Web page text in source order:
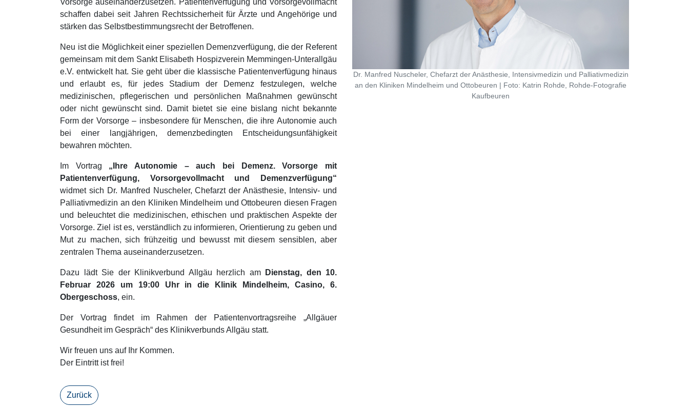
schaffen dabei seit Jahren Rechtssicherheit für Ärzte und Angehörige und
stärken das Selbstbestimmungsrecht der Betroffenen.
Neu ist die Möglichkeit einer speziellen Demenzverfügung, die der Referent
gemeinsam mit dem Sankt Elisabeth Hospizverein Memmingen-Unterallgäu
e.V. entwickelt hat. Sie geht über die klassische Patientenverfügung hinaus
und erlaubt es, für jedes Stadium der Demenz festzulegen, welche
medizinischen, pflegerischen und persönlichen Maßnahmen gewünscht
oder nicht gewünscht sind. Damit bietet sie eine bislang nicht bekannte
Form der Vorsorge – insbesondere für Menschen, die ihre Autonomie auch
bei einer langjährigen, demenzbedingten Entscheidungsunfähigkeit
bewahren möchten.
Im Vortrag „Ihre Autonomie – auch bei Demenz. Vorsorge mit
Patientenverfügung, Vorsorgevollmacht und Demenzverfügung“
widmet sich Dr. Manfred Nuscheler, Chefarzt der Anästhesie, Intensiv- und
Palliativmedizin an den Kliniken Mindelheim und Ottobeuren diesen Fragen
und beleuchtet die medizinischen, ethischen und praktischen Aspekte der
Vorsorge. Ziel ist es, verständlich zu informieren, Orientierung zu geben und
Mut zu machen, sich frühzeitig und bewusst mit diesem sensiblen, aber
zentralen Thema auseinanderzusetzen.
Dazu lädt Sie der Klinikverbund Allgäu herzlich am
Dienstag, den 10.
Februar 2026 um 19:00 Uhr in die Klinik Mindelheim, Casino, 6.
Obergeschoss, ein.
Der Vortrag findet im Rahmen der Patientenvortragsreihe „Allgäuer
Gesundheit im Gespräch“ des Klinikverbunds Allgäu statt.
Wir freuen uns auf Ihr Kommen.
Der Eintritt ist frei!
Dr. Manfred Nuscheler, Chefarzt der Anästhesie, Intensivmedizin und Palliativmedizin
an den Kliniken Mindelheim und Ottobeuren | Foto: Katrin Rohde, Rohde-Fotografie
Kaufbeuren
Zurück